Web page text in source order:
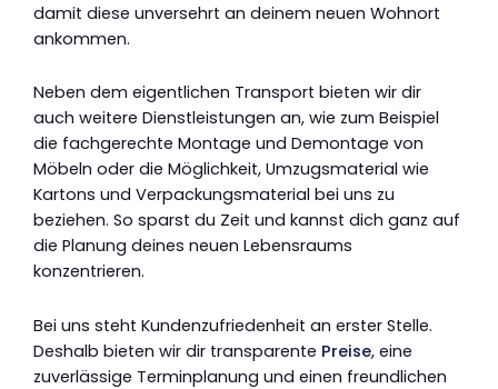
damit diese unversehrt an deinem neuen Wohnort
ankommen.
Neben dem eigentlichen Transport bieten wir dir
auch weitere Dienstleistungen an, wie zum Beispiel
die fachgerechte Montage und Demontage von
Möbeln oder die Möglichkeit, Umzugsmaterial wie
Kartons und Verpackungsmaterial bei uns zu
beziehen. So sparst du Zeit und kannst dich ganz auf
die Planung deines neuen Lebensraums
konzentrieren.
Bei uns steht Kundenzufriedenheit an erster Stelle.
Deshalb bieten wir dir transparente Preise, eine
zuverlässige Terminplanung und einen freundlichen